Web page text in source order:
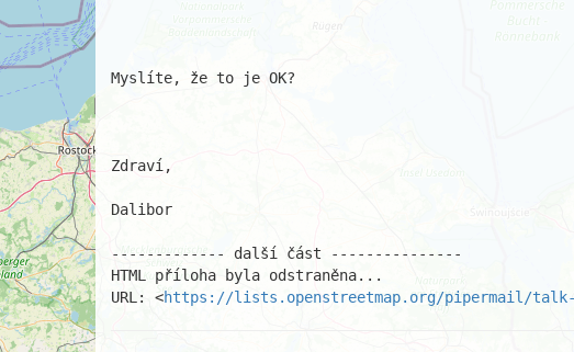
Myslíte, že to je OK?
Zdraví,
Dalibor
------------- další část ---------------
HTML příloha byla odstraněna...
URL: <https://lists.openstreetmap.org/pipermail/talk-